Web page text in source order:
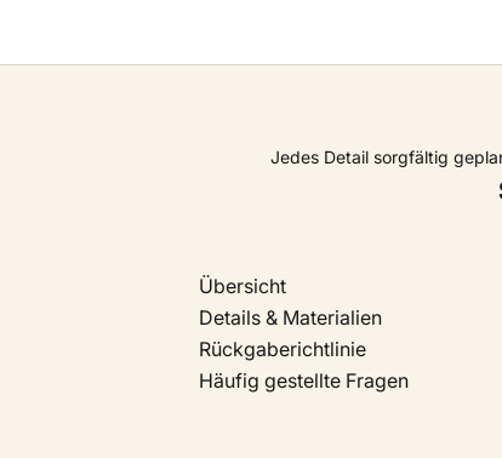
Jedes Detail sorgfältig
Übersicht
Details & Materialien
Rückgaberichtlinie
Häufig gestellte Fragen